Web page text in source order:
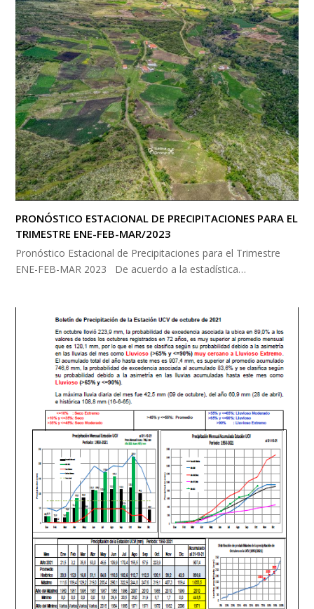
PRONÓSTICO ESTACIONAL DE PRECIPITACIONES PARA EL
TRIMESTRE ENE-FEB-MAR/2023
Pronóstico Estacional de Precipitaciones para el Trimestre
ENE-FEB-MAR 2023 De acuerdo a la estadística…